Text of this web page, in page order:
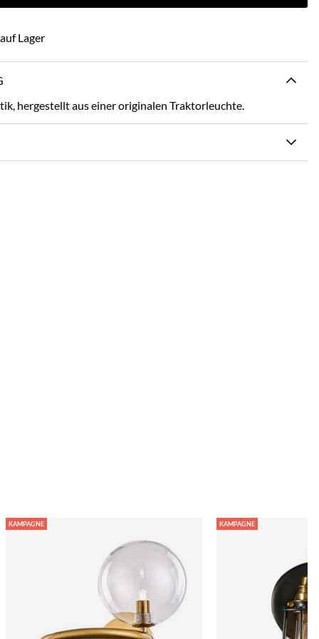
Lager
hergestellt aus einer originalen Traktorleuchte.
KAMPAGNE KAMPAGNE